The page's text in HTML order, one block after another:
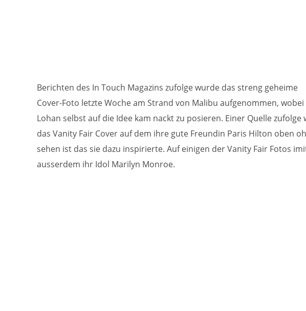
Berichten des In Touch Magazins zufolge wurde das streng geheime
Cover-Foto letzte Woche am Strand von Malibu aufgenommen, wobei
Lohan selbst auf die Idee kam nackt zu posieren. Einer Quelle zufolge
das Vanity Fair Cover auf dem ihre gute Freundin Paris Hilton oben
sehen ist das sie dazu inspirierte. Auf einigen der Vanity Fair Fotos
ausserdem ihr Idol Marilyn Monroe.